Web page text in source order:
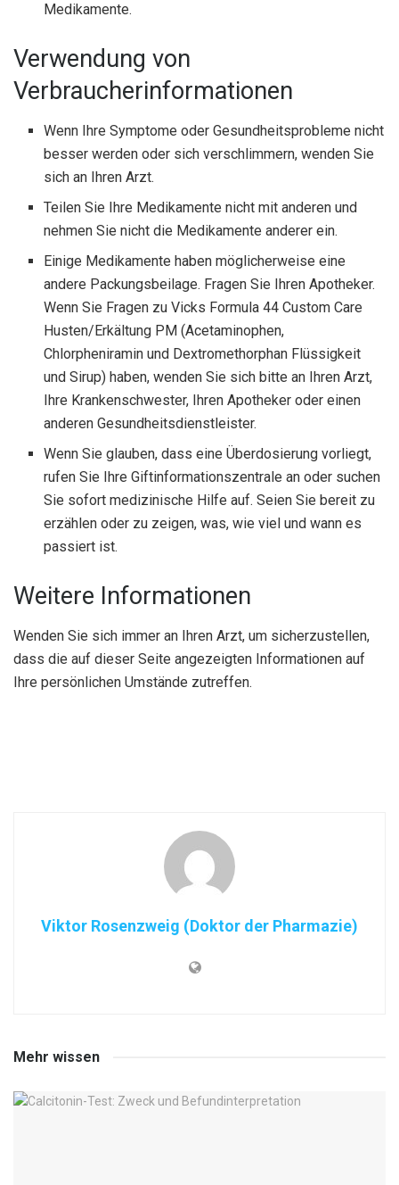
Medikamente.
Verwendung von
Verbraucherinformationen
Wenn Ihre Symptome oder Gesundheitsprobleme nicht
besser werden oder sich verschlimmern, wenden Sie
sich an Ihren Arzt.
Teilen Sie Ihre Medikamente nicht mit anderen und
nehmen Sie nicht die Medikamente anderer ein.
Einige Medikamente haben möglicherweise eine
andere Packungsbeilage. Fragen Sie Ihren Apotheker.
Wenn Sie Fragen zu Vicks Formula 44 Custom Care
Husten/Erkältung PM (Acetaminophen,
Chlorpheniramin und Dextromethorphan Flüssigkeit
und Sirup) haben, wenden Sie sich bitte an Ihren Arzt,
Ihre Krankenschwester, Ihren Apotheker oder einen
anderen Gesundheitsdienstleister.
Wenn Sie glauben, dass eine Überdosierung vorliegt,
rufen Sie Ihre Giftinformationszentrale an oder suchen
Sie sofort medizinische Hilfe auf. Seien Sie bereit zu
erzählen oder zu zeigen, was, wie viel und wann es
passiert ist.
Weitere Informationen
Wenden Sie sich immer an Ihren Arzt, um sicherzustellen,
dass die auf dieser Seite angezeigten Informationen auf
Ihre persönlichen Umstände zutreffen.
Viktor Rosenzweig (Doktor der Pharmazie)
Mehr wissen